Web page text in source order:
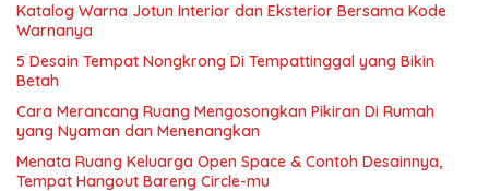
Katalog Warna Jotun Interior dan Eksterior Bersama Kode
Warnanya
5 Desain Tempat Nongkrong Di Tempattinggal yang Bikin
Betah
Cara Merancang Ruang Mengosongkan Pikiran Di Rumah
yang Nyaman dan Menenangkan
Menata Ruang Keluarga Open Space & Contoh Desainnya,
Tempat Hangout Bareng Circle-mu